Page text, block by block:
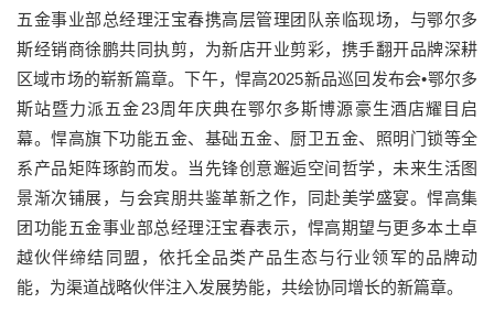
五金事业部总经理汪宝春携高层管理团队亲临现场，与鄂尔多
斯经销商徐鹏共同执剪，为新店开业剪彩，携手翻开品牌深耕
区域市场的崭新篇章。下午，悍高2025新品巡回发布会•鄂尔多
斯站暨力派五金23周年庆典在鄂尔多斯博源豪生酒店耀目启
幕。悍高旗下功能五金、基础五金、厨卫五金、照明门锁等全
系产品矩阵琢韵而发。当先锋创意邂逅空间哲学，未来生活图
景渐次铺展，与会宾朋共鉴革新之作，同赴美学盛宴。悍高集
团功能五金事业部总经理汪宝春表示，悍高期望与更多本土卓
越伙伴缔结同盟，依托全品类产品生态与行业领军的品牌动
能，为渠道战略伙伴注入发展势能，共绘协同增长的新篇章。